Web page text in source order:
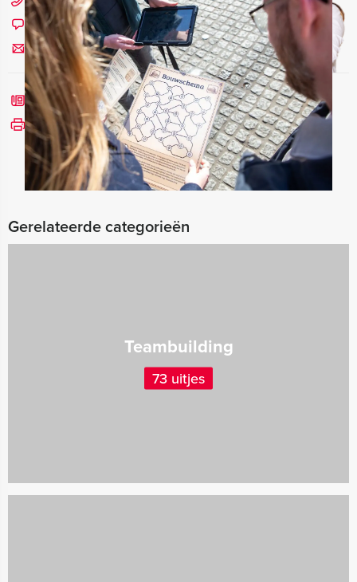
Chat met Angela
Stuur ons een mailtje
Bel mij terug
Bekijk printbare versie
Gerelateerde categorieën
Teambuilding
73 uitjes